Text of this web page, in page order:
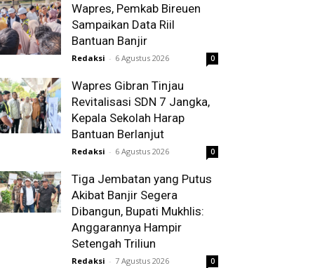
Wapres, Pemkab Bireuen
Sampaikan Data Riil
Bantuan Banjir
Redaksi - 6 Agustus 2026 0
Wapres Gibran Tinjau
Revitalisasi SDN 7 Jangka,
Kepala Sekolah Harap
Bantuan Berlanjut
Redaksi - 6 Agustus 2026 0
Tiga Jembatan yang Putus
Akibat Banjir Segera
Dibangun, Bupati Mukhlis:
Anggarannya Hampir
Setengah Triliun
Redaksi - 7 Agustus 2026 0